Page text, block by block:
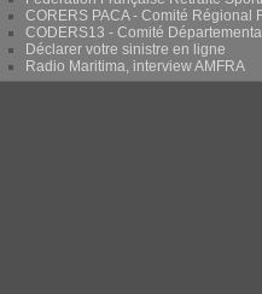
CORERS PACA - Comité Régional
CODERS13 - Comité
Déclarer votre sinistre en ligne
Radio Maritima, interview AMFRA